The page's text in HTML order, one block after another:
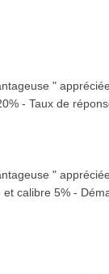
"
- Taux de
"
calibre 5% -